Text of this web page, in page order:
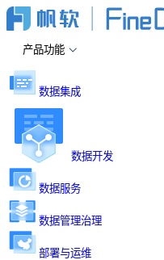
产品功能
数据集成
数据开发
数据服务
数据管理治理
部署与运维